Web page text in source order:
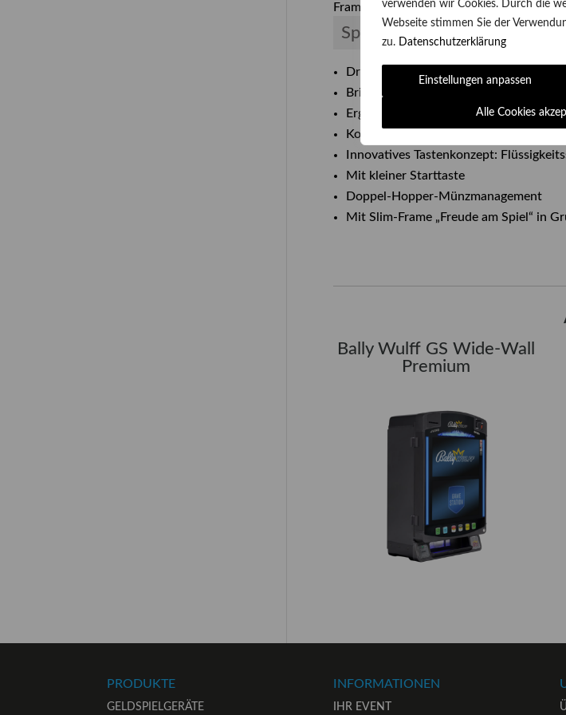
verwenden wir Cookies. Durch die
Webseite stimmen Sie der
zu. Datenschutzerklärung
Einstellungen anpassen
Alle Cookies
Frame kostenfrei ab Werk dabei.
Spezifikationen
Drei 32-Zoll-Bildschirme
Brillante HD-Qualität
Ergonomisches Gehäuse
Komfortable Handauflage
Innovatives Tastenkonzept:
Mit kleiner Starttaste
Doppel-Hopper-Münzmanagement
Mit Slim-Frame „Freude am Spiel“ in
Bally Wulff GS Wide-Wall
Premium
PRODUKTE
GELDSPIELGERÄTE
INFORMATIONEN
IHR EVENT